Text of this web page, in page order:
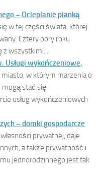
– Ocieplanie pianką
w tej części świata, której
Cztery pory roku
wszystkimi...
Usługi wykończeniowe,
miasto, w którym marzenia o
stać się
usług wykończeniowych
– domki gospodarcze
prywatnej, daje
a także prywatność i
jednorodzinnego jest tak